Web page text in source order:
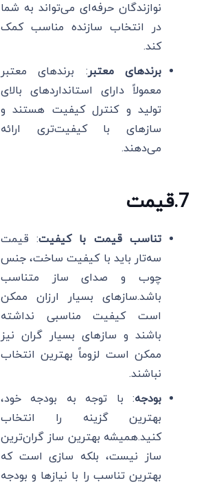
نوازندگان حرفه‌ای می‌تواند به شما
در انتخاب سازنده مناسب کمک
کند.
برندهای معتبر: برندهای معتبر
معمولاً دارای استانداردهای بالای
تولید و کنترل کیفیت هستند و
سازهای با کیفیت‌تری ارائه
می‌دهند.
7
.قیمت
تناسب قیمت با کیفیت: قیمت
سه‌تار باید با کیفیت ساخت، جنس
چوب و صدای ساز متناسب
باشد.سازهای بسیار ارزان ممکن
است کیفیت مناسبی نداشته
باشند و سازهای بسیار گران نیز
ممکن است لزوماً بهترین انتخاب
نباشند.
بودجه: با توجه به بودجه خود،
بهترین گزینه را انتخاب
کنید.همیشه بهترین ساز گران‌ترین
ساز نیست، بلکه سازی است که
بهترین تناسب را با نیازها و بودجه